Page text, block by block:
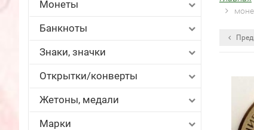
Монеты
Банкноты
Знаки, значки
Открытки/конверты
Жетоны, медали
Марки